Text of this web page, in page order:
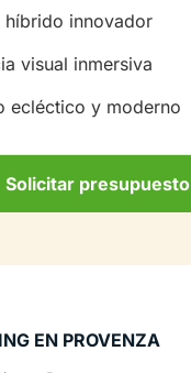
híbrido innovador
visual inmersiva
ecléctico y moderno
Solicitar presupuesto
EN PROVENZA